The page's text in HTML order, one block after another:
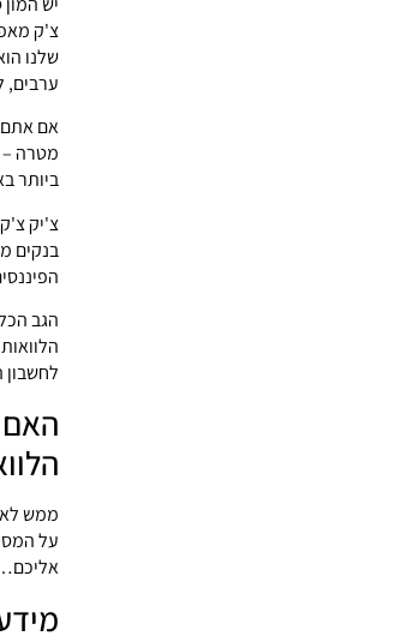
צ'ק
שלנו
ערבים,
אם אתם
מטרה –
ביותר
צ'יק צ'ק
בנקים
הגב
האם
ממש
על